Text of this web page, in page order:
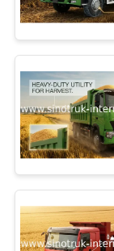
KONTAKT
MIT
UNS
BITTE
UM
EIN
ANGEBOT